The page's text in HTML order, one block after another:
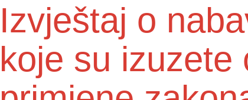
Izvještaj o
koje su izuzete